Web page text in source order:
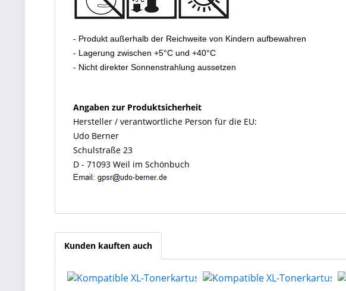
- Produkt außerhalb der Reichweite von Kindern aufbewahren
- Lagerung zwischen +5°C und +40°C
- Nicht direkter Sonnenstrahlung aussetzen
Angaben zur Produktsicherheit
Hersteller / verantwortliche Person für die EU:
Udo Berner
Schulstraße 23
D - 71093 Weil im Schönbuch
Kunden kauften auch